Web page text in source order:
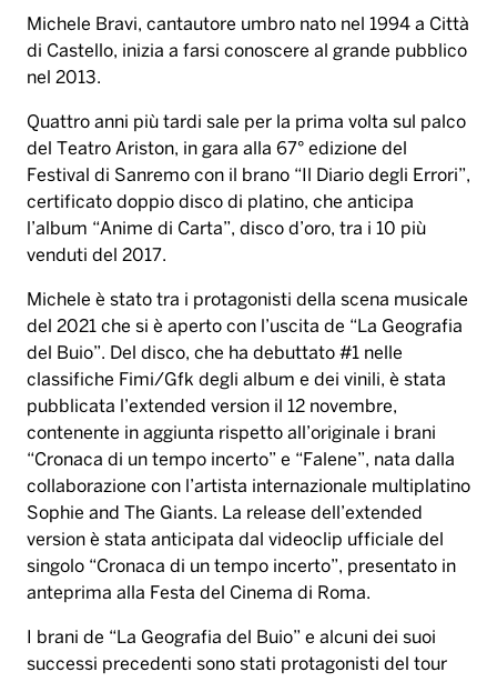
Michele Bravi, cantautore umbro nato nel 1994 a Città
di Castello, inizia a farsi conoscere al grande pubblico
nel 2013.
Quattro anni più tardi sale per la prima volta sul palco
del Teatro Ariston, in gara alla 67° edizione del
Festival di Sanremo con il brano “Il Diario degli Errori”,
certificato doppio disco di platino, che anticipa
l’album “Anime di Carta”, disco d’oro, tra i 10 più
venduti del 2017.
Michele è stato tra i protagonisti della scena musicale
del 2021 che si è aperto con l’uscita de “La Geografia
del Buio”. Del disco, che ha debuttato #1 nelle
classifiche Fimi/Gfk degli album e dei vinili, è stata
pubblicata l’extended version il 12 novembre,
contenente in aggiunta rispetto all’originale i brani
“Cronaca di un tempo incerto” e “Falene”, nata dalla
collaborazione con l’artista internazionale multiplatino
Sophie and The Giants. La release dell’extended
version è stata anticipata dal videoclip ufficiale del
singolo “Cronaca di un tempo incerto”, presentato in
anteprima alla Festa del Cinema di Roma.
I brani de “La Geografia del Buio” e alcuni dei suoi
successi precedenti sono stati protagonisti del tour